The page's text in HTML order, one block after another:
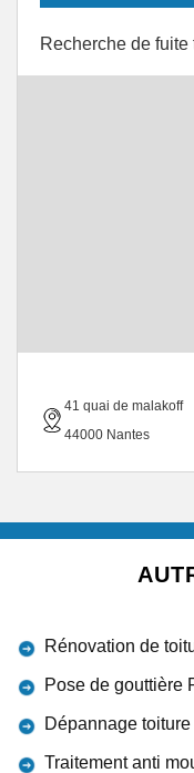
Recherche de
41 quai de malakoff
44000 Nantes
Rénovation de
Pose de gouttière
Dépannage
Traitement anti